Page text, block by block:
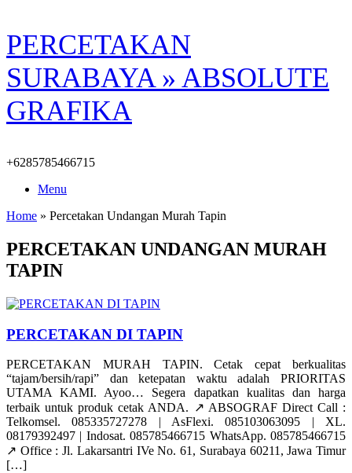
Skip
to
content
PERCETAKAN
SURABAYA » ABSOLUTE
GRAFIKA
+6285785466715
Menu
Home » Percetakan Undangan Murah Tapin
PERCETAKAN UNDANGAN MURAH
TAPIN
PERCETAKAN DI TAPIN
PERCETAKAN MURAH TAPIN. Cetak cepat berkualitas
“tajam/bersih/rapi” dan ketepatan waktu adalah PRIORITAS
UTAMA KAMI. Ayoo… Segera dapatkan kualitas dan harga
terbaik untuk produk cetak ANDA. ↗️ ABSOGRAF Direct Call :
Telkomsel. 085335727278 | AsFlexi. 085103063095 | XL.
08179392497 | Indosat. 085785466715 WhatsApp. 085785466715
↗️ Office : Jl. Lakarsantri IVe No. 61, Surabaya 60211, Jawa Timur
[…]